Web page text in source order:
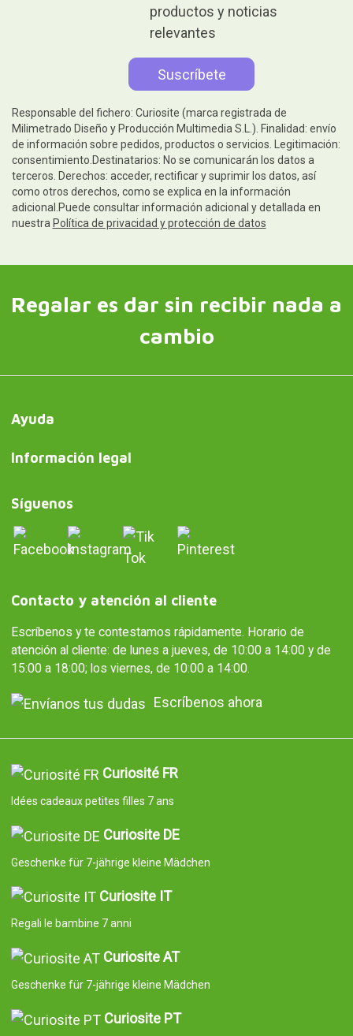
productos y noticias
relevantes
Responsable del fichero: Curiosite (marca registrada de
Milimetrado Diseño y Producción Multimedia S.L.). Finalidad: envío
de información sobre pedidos, productos o servicios. Legitimación:
consentimiento.Destinatarios: No se comunicarán los datos a
terceros. Derechos: acceder, rectificar y suprimir los datos, así
como otros derechos, como se explica en la información
adicional.Puede consultar información adicional y detallada en
nuestra Política de privacidad y protección de datos
Regalar es dar sin recibir nada a
cambio
Ayuda
Información legal
Síguenos
Contacto y atención al cliente
Escríbenos y te contestamos rápidamente. Horario de
atención al cliente: de lunes a jueves, de 10:00 a 14:00 y de
15:00 a 18:00; los viernes, de 10:00 a 14:00.
Escríbenos ahora
Curiosité FR
Idées cadeaux petites filles 7 ans
Curiosite DE
Geschenke für 7-jährige kleine Mädchen
Curiosite IT
Regali le bambine 7 anni
Curiosite AT
Geschenke für 7-jährige kleine Mädchen
Curiosite PT